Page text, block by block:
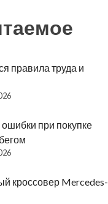
правила труда и
при покупке
кроссовер Mercedes-